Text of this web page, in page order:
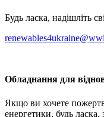
Будь ласка, надішліть
Обладнання для
Якщо ви хочете
енергетики, будь